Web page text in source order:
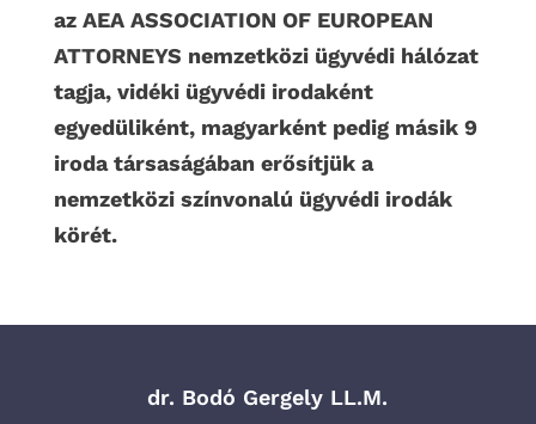
az AEA ASSOCIATION OF EUROPEAN
ATTORNEYS nemzetközi ügyvédi hálózat
tagja, vidéki ügyvédi irodaként
egyedüliként, magyarként pedig másik 9
iroda társaságában erősítjük a
nemzetközi színvonalú ügyvédi irodák
körét.
dr. Bodó Gergely LL.M.